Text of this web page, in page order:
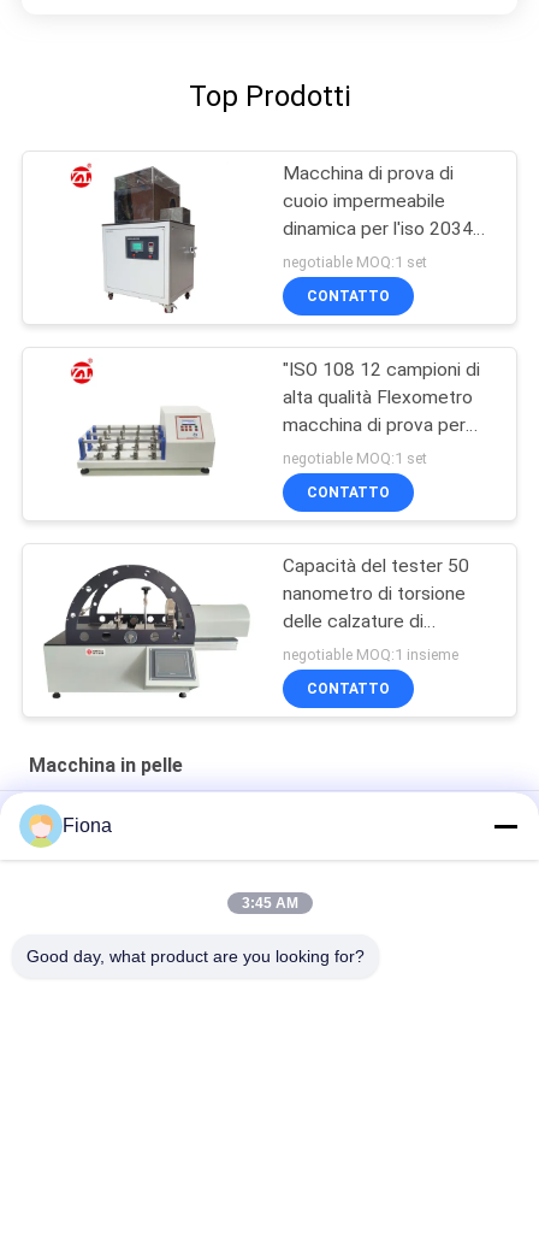
Top Prodotti
Macchina di prova di
cuoio impermeabile
dinamica per l'iso 20344
dell'en finito delle scarpe
di cuoio
negotiable MOQ:1 set
CONTATTO
"ISO 108 12 campioni di
alta qualità Flexometro
macchina di prova per
tessuti / cuoio""
negotiable MOQ:1 set
CONTATTO
Capacità del tester 50
nanometro di torsione
delle calzature di
controllo dello SpA di
GB/T 32024
negotiable MOQ:1 insieme
CONTATTO
Macchina in pelle
4
M
"SATRA TM171 strumento di misura della penetrazione
Fiona
3:45 AM
Good day, what product are you looking for?